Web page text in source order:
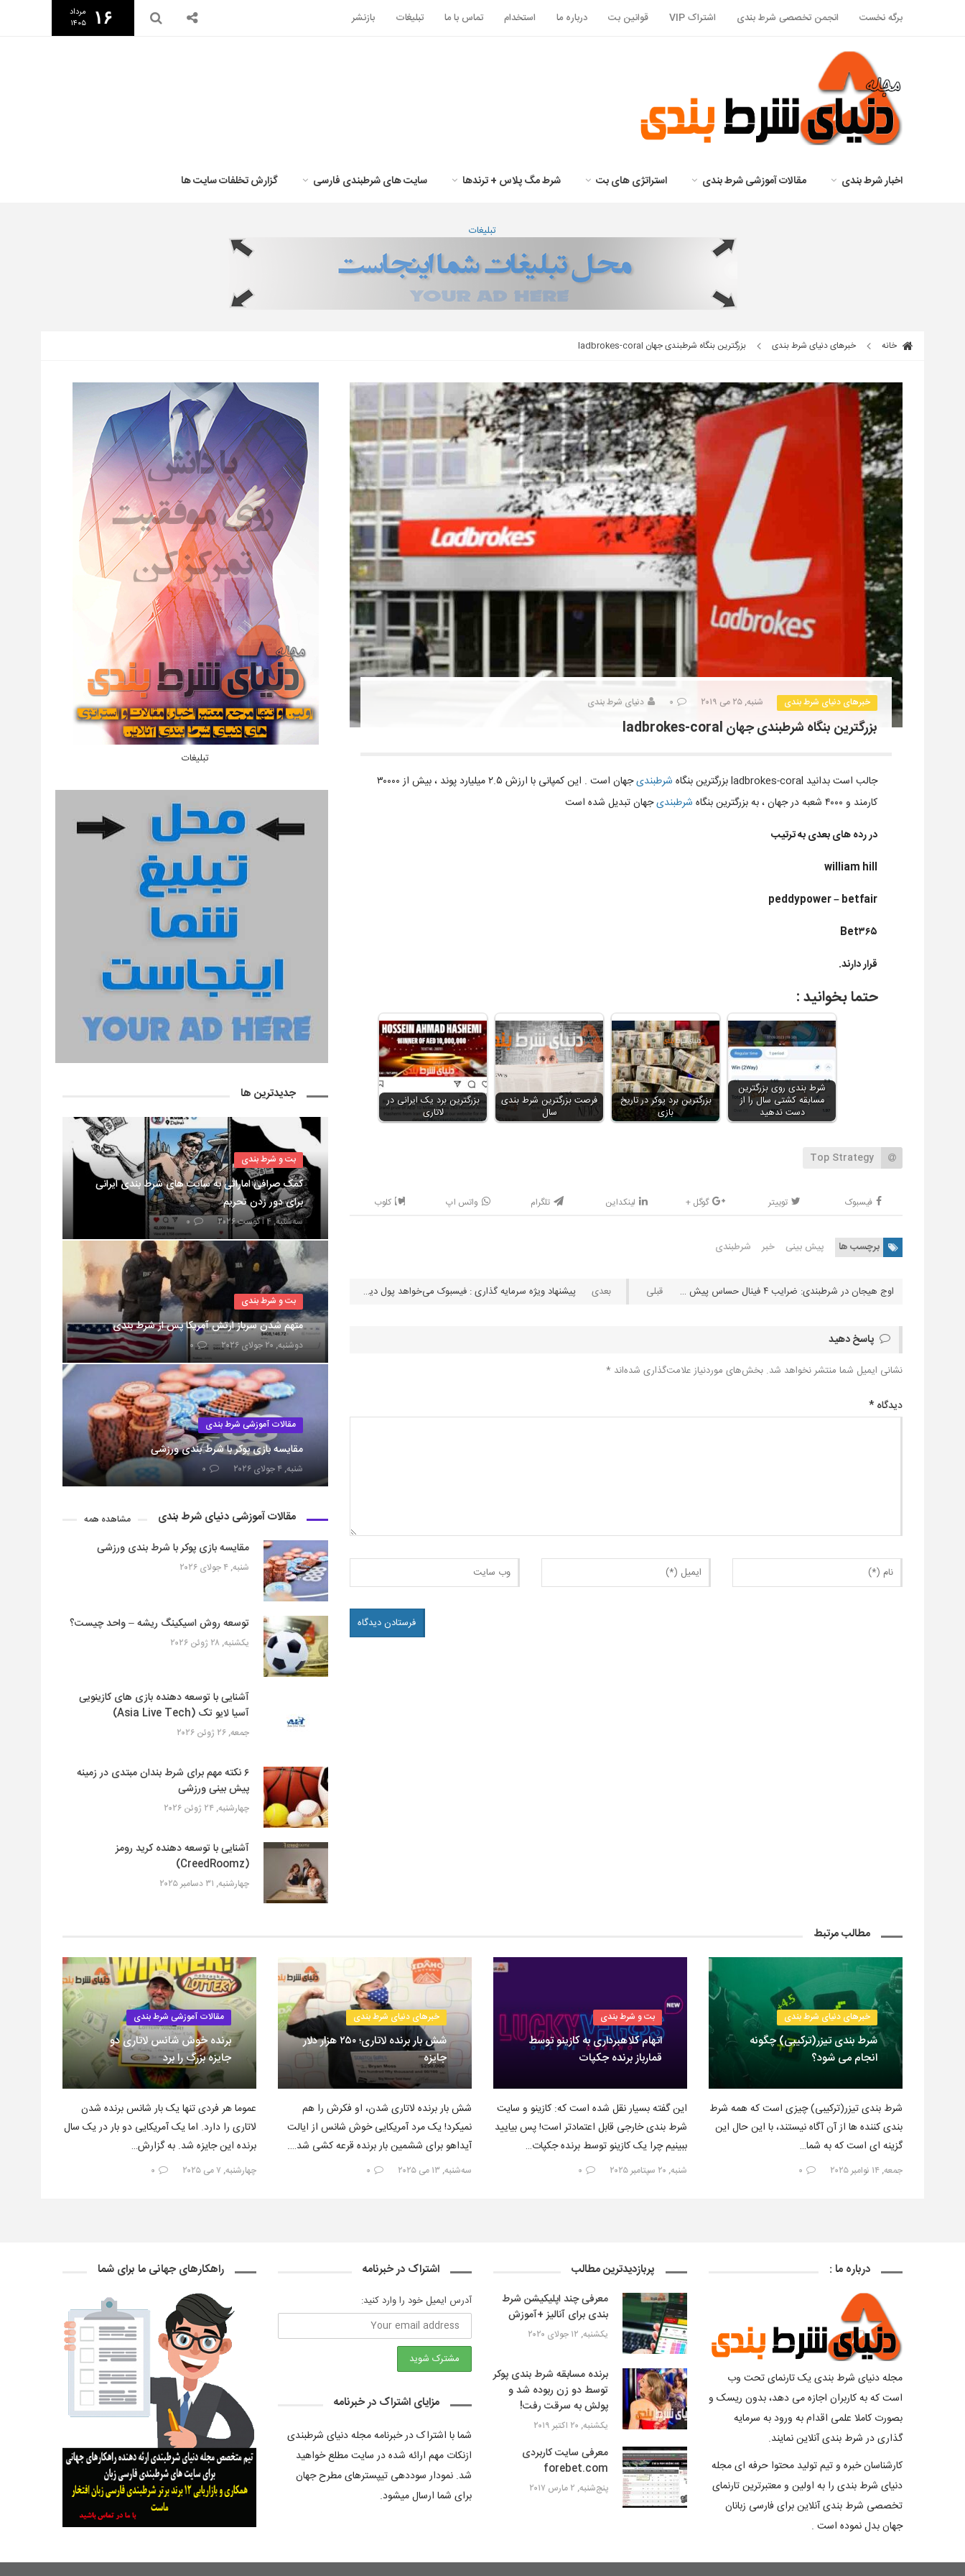
برگه نخست انجمن تخصصی شرط بندی اشتراک VIP قوانین بت درباره ما استخدام تماس با ما تبلیغات بازنشر ۱۶
مرداد
۱۴۰۵
اخبار شرط بندی مقالات آموزشی شرط بندی استراتژی های بت شرط مگ پلاس + ترندها سایت های شرطبندی فارسی گزارش تخلفات سایت ها
تبلیغات
خانه خبرهای دنیای شرط بندی بزرگترین بنگاه شرطبندی جهان ladbrokes-coral
خبرهای دنیای شرط بندی شنبه, ۲۵ می ۲۰۱۹ ۰ دنیای شرط بندی
بزرگترین بنگاه شرطبندی جهان ladbrokes-coral
جالب است بدانید ladbrokes-coral بزرگترین بنگاه شرطبندی
جهان است . این کمپانی با ارزش ۲.۵ میلیارد پوند ، بیش از ۳۰۰۰۰
کارمند و ۴۰۰۰ شعبه در جهان ، به بزرگترین بنگاه
شرطبندیجهان تبدیل شده است
در رده های بعدی به ترتیب
william hill
peddypower – betfair
Bet۳۶۵
قرار دارند.
حتما بخوانید :
بزرگترین برد یک ایرانی در
لاتاری
فرصت بزرگترین شرط بندی
سال
بزرگترین برد پوکر در تاریخ
بازی
شرط بندی روی بزرگترین
مسابقه کشتی سال را از
دست ندهید
Top Strategy
فیسبوک توییتر گوگل + لینکداین تلگرام واتس اپ کلوب
برچسب ها پیش بینی خبر شرطبندی
اوج هیجان در شرطبندی: ضرایب ۴ فینال حساس پیش رو پیشنهاد ویژه سرمایه گذاری : فیسبوک می‌خواهد پول دیجیتال عرضه کند
پاسخ دهید
نشانی ایمیل شما منتشر نخواهد شد. بخش‌های موردنیاز علامت‌گذاری شده‌اند *
دیدگاه *
تبلیغات
جدیدترین ها
بت و شرط بندی
کمک صرافی اماراتی به سایت های شرط بندی ایرانی
برای دور زدن تحریم
سه‌شنبه, ۴ آگوست ۲۰۲۶ ۰
بت و شرط بندی
متهم شدن سرباز ارتش آمریکا پس از شرط بندی
دوشنبه, ۲۰ جولای ۲۰۲۶ ۰
مقالات آموزشی شرط بندی
مقایسه بازی پوکر با شرط بندی ورزشی
شنبه, ۴ جولای ۲۰۲۶ ۰
مقالات آموزشی دنیای شرط بندی مشاهده همه
مقایسه بازی پوکر با شرط بندی ورزشی
شنبه, ۴ جولای ۲۰۲۶
توسعه روش اسیکینگ ریشه – واحد چیست؟
یکشنبه, ۲۸ ژوئن ۲۰۲۶
آشنایی با توسعه دهنده بازی های کازینویی
آسیا لایو تک (Asia Live Tech)
جمعه, ۲۶ ژوئن ۲۰۲۶
۶ نکته مهم برای شرط بندان مبتدی در زمینه
پیش بینی ورزشی
چهارشنبه, ۲۴ ژوئن ۲۰۲۶
آشنایی با توسعه دهنده کرید رومز
(CreedRoomz)
چهارشنبه, ۳۱ دسامبر ۲۰۲۵
مطالب مرتبط
خبرهای دنیای شرط بندی
شرط بندی تیزر(ترکیبی) چگونه
انجام می شود؟
شرط بندی تیزر(ترکیبی) چیزی است که همه شرط
بندی کننده ها از آن آگاه نیستند، با این حال این
گزینه ای است که به شما…
جمعه, ۱۴ نوامبر ۲۰۲۵ ۰
بت و شرط بندی
اتهام کلاهبرداری به کازینو توسط
قمارباز برنده جکپات
این گفته بسیار نقل شده است که: کازینو و سایت
شرط بندی خارجی قابل اعتمادتر است! پس بیایید
ببینیم چرا یک کازینو توسط برنده جکپات…
شنبه, ۲۰ سپتامبر ۲۰۲۵ ۰
خبرهای دنیای شرط بندی
شش بار برنده لاتاری؛ ۲۵۰ هزار دلار
جایزه
شش بار برنده لاتاری شدن، او فکرش را هم
نمیکرد! یک مرد آمریکایی خوش شانس از ایالت
آیداهو برای ششمین بار برنده قرعه کشی شد….
سه‌شنبه, ۱۳ می ۲۰۲۵ ۰
مقالات آموزشی شرط بندی
برنده خوش شانس لاتاری دو
جایزه بزرگ را برد
عموما هر فردی تنها یک بار شانس برنده شدن
لاتاری را دارد. اما یک آمریکایی دو بار در یک سال
برنده این جایزه شد. به گزارش…
چهارشنبه, ۷ می ۲۰۲۵ ۰
درباره ما :
مجله دنیای شرط بندی یک تارنمای تحت وب
است که به کاربران اجازه می دهد، بدون ریسک و
بصورت کاملا علمی اقدام به ورود به سرمایه
گذاری در شرط بندی آنلاین نمایند.
کارشناسان خبره و تیم تولید محتوا حرفه ای مجله
دنیای شرط بندی را به اولین و معتبرترین تارنمای
تخصصی شرط بندی آنلاین برای فارسی زبانان
جهان بدل نموده است .
پربازدیدترین مطالب
معرفی چند اپلیکیشن شرط
بندی برای آنالیز +آموزش
یکشنبه, ۱۲ جولای ۲۰۲۰
برنده مسابقه شرط بندی پوکر
توسط دو زن ربوده شد و
پولش به سرقت رفت!
یکشنبه, ۲۰ اکتبر ۲۰۱۹
معرفی سایت کاربردی
forebet.com
پنج‌شنبه, ۲ مارس ۲۰۱۷
اشتراک در خبرنامه
آدرس ایمیل خود را وارد کنید:
مزایای اشتراک در خبرنامه
شما با اشتراک در خبرنامه مجله دنیای شرطبندی
ازنکات مهم ارائه شده در سایت مطلع خواهید
شد. نمودار سوددهی تیپسترهای مطرح جهان
برای شما ارسال میشود.
راهکارهای جهانی ما برای شما